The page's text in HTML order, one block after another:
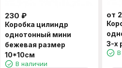
230 ₽
Коробка цилиндр
однотонный мини
бежевая размер
10*10см
В наличии
от
3-х